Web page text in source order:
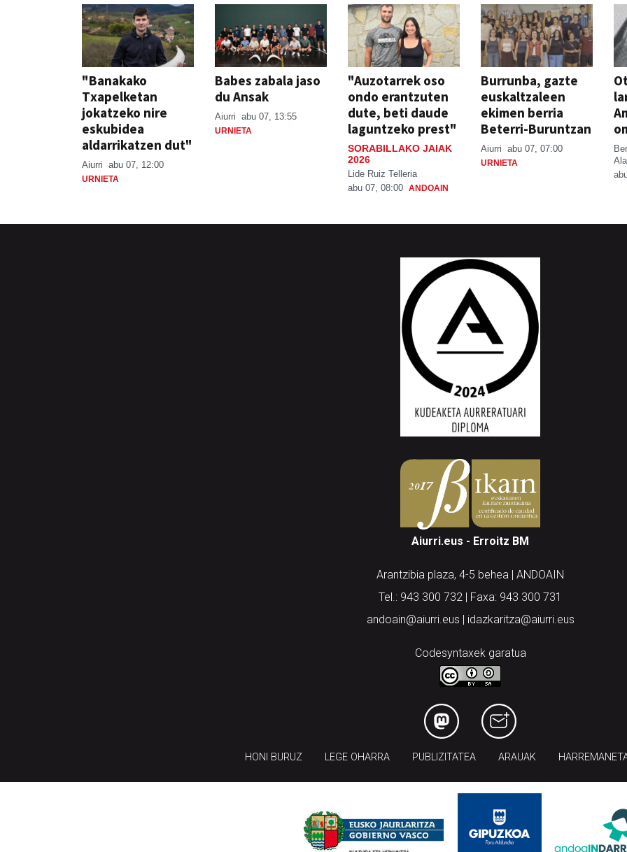
"Banakako
Txapelketan
jokatzeko nire
eskubidea
aldarrikatzen dut"
Aiurri abu 07, 12:00
URNIETA
Babes zabala jaso
du Ansak
Aiurri abu 07, 13:55
URNIETA
"Auzotarrek oso
ondo erantzuten
dute, beti daude
laguntzeko prest"
SORABILLAKO JAIAK
2026
Lide Ruiz Telleria
abu 07, 08:00 ANDOAIN
Burrunba, gazte
euskaltzaleen
ekimen berria
Beterri-Buruntzan
Aiurri abu 07, 07:00
URNIETA
Aiurri.eus - Erroitz BM
Arantzibia plaza, 4-5 behea | ANDOAIN
Tel.: 943 300 732 | Faxa: 943 300 731
andoain@aiurri.eus | idazkaritza@aiurri.eus
Codesyntaxek garatua
HONI BURUZ LEGE OHARRA PUBLIZITATEA ARAUAK